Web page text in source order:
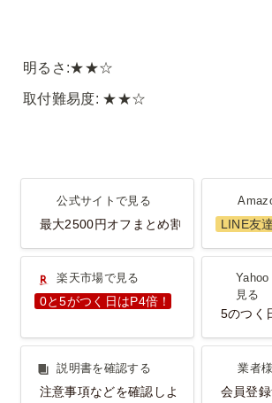
明るさ:★★☆
取付難易度: ★★☆
公式サイトで見る
公式サイトで見る
最大2500円オフまとめ割
Amazon
LINE友
楽天市場で見る
楽天市場で見る
0と5がつく日はP4倍！
Yahoo シ
見る
5のつく
説明書を確認する
説明書を確認する
注意事項などを確認しよう！
業者様は
業者
会員登